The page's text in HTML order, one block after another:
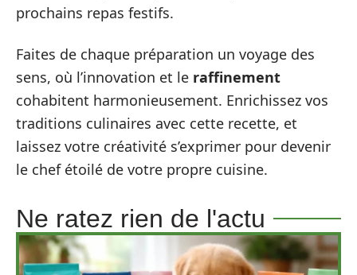
prochains repas festifs.
Faites de chaque préparation un voyage des
sens, où l’innovation et le raffinement
cohabitent harmonieusement. Enrichissez vos
traditions culinaires avec cette recette, et
laissez votre créativité s’exprimer pour devenir
le chef étoilé de votre propre cuisine.
Ne ratez rien de l'actu